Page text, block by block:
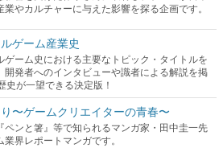
やカルチャーに与えた影響を探る企画です。
ゲーム産業史
ゲーム史における主要なトピック・タイトルを
開発者へのインタビューや識者による解説を掲
史が一望できる決定版！
〜ゲームクリエイターの青春〜
ペンと箸』等で知られるマンガ家・田中圭一先
界レポートマンガです。